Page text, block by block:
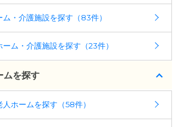
を見ることができます。
相談員が完全無料で施設探しをサ
579-721
介護施設情報を掲載
詳細な料金プランをご確認頂けま
ら 。
相談員が完全無料で施設探しをサ
～19：00
・介護施設を探す（83件）
ム・介護施設を探す（23件）
ムを探す
ホームを探す（58件）